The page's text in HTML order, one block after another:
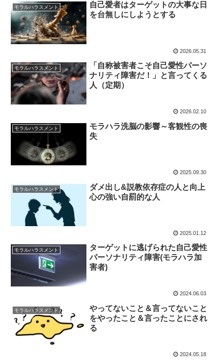
モラルハラスメント
自己愛者はターゲットの大事な日
を台無しにしようとする
2026.05.31
モラルハラスメント
「自称被害者こそ自己愛性パーソ
ナリティ障害だ！」と言ってくる
人（定期）
2026.02.10
モラルハラスメント
モラハラ洗脳の影響～客観性の喪
失
2025.09.30
モラルハラスメント
ダメ出し&説教依存症の人と向上
心の強い自罰的な人
2025.01.12
モラルハラスメント
ターゲットに逃げられた自己愛性
パーソナリティ障害(モラハラ加
害者)
2024.06.03
モラルハラスメント
やってないこと＆言ってないこと
をやったこと＆言ったことにされ
る
2024.05.18